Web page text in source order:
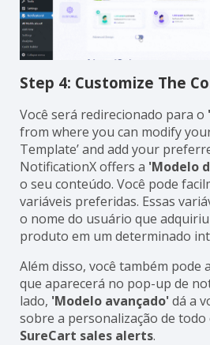
Step 4: Customize The
Você será redirecionado para o
from where you can modify
Template’ and add your
NotificationX offers a 'Modelo
o seu conteúdo. Você pode
variáveis preferidas. Essas
o nome do usuário que
produto em um determinado
Além disso, você também pode
que aparecerá no pop-up de
lado, 'Modelo avançado'dá a
sobre a personalização de
SureCart sales alerts.